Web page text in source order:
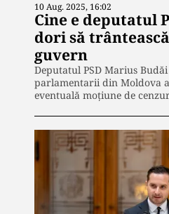
10 Aug. 2025, 16:02
Cine e deputatul
dori să
guvern
Deputatul PSD Marius
parlamentarii din Moldova
eventuală moțiune de